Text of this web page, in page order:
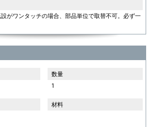
がワンタッチの場合、部品単位で取替不可。必ず一
数量
1
材料